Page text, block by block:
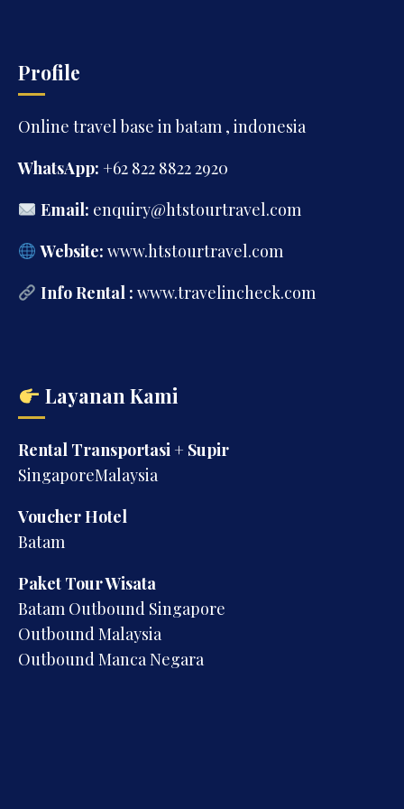
Profile
Online travel base in batam , indonesia
WhatsApp: +62 822 8822 2920
Email: enquiry@htstourtravel.com
Website: www.htstourtravel.com
Info Rental : www.travelincheck.com
Layanan Kami
Rental Transportasi + Supir
SingaporeMalaysia
Voucher Hotel
Batam
Paket Tour Wisata
Batam Outbound Singapore
Outbound Malaysia
Outbound Manca Negara